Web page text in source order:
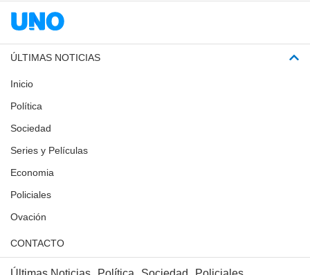
ÚLTIMAS NOTICIAS
Inicio
Política
Sociedad
Series y Películas
Economia
Policiales
Ovación
CONTACTO